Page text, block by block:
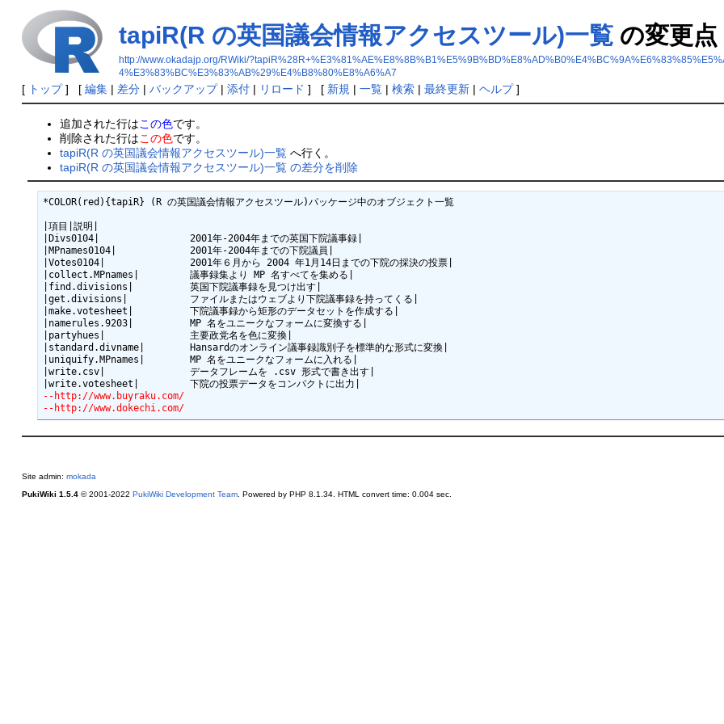
tapiR(R の英国議会情報アクセスツール)一覧の変更点
http://www.okadajp.org/RWiki/
4%E3%83%BC%E3%83%AB%29%E4%B8%80%E8%A6%A7
[ トップ] [ 編集| 差分| バックアップ| 添付| リロード ] [ 新規 | 一覧| 検索| 最終更新| ヘルプ]
追加された行はこの色です。
削除された行はこの色です。
tapiR(R の英国議会情報アクセスツール)一覧 へ行く。
tapiR(R の英国議会情報アクセスツール)一覧 の差分を削除
*COLOR(red){tapiR} (R の英国議会情報アクセスツール)パッケージ中のオブジェクト一覧
|項目|説明|
|Divs0104|                2001年-2004年までの英国下院議事録|
|MPnames0104|             2001年-2004年までの下院議員|
|Votes0104|               2001年６月から 2004 年1月14日までの下院の採決の投票|
|collect.MPnames|         議事録集より MP 名すべてを集める|
|find.divisions|          英国下院議事録を見つけ出す|
|get.divisions|           ファイルまたはウェブより下院議事録を持ってくる|
|make.votesheet|          下院議事録から矩形のデータセットを作成する|
|namerules.9203|          MP 名をユニークなフォームに変換する|
|partyhues|               主要政党名を色に変換|
|standard.divname|        Hansardのオンライン議事録識別子を標準的な形式に変換|
|uniquify.MPnames|        MP 名をユニークなフォームに入れる|
|write.csv|               データフレームを .csv 形式で書き出す|
--http://www.buyraku.com/
--http://www.dokechi.com/
Site admin: mokada
PukiWiki 1.5.4© 2001-2022 PukiWiki Development Team. Powered by PHP 8.1.34. HTML convert time: 0.004 sec.